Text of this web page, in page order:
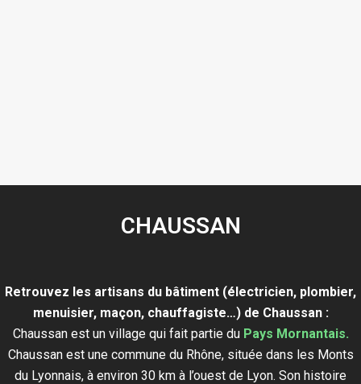
CHAUSSAN
Retrouvez les artisans du bâtiment (électricien, plombier,
menuisier, maçon, chauffagiste…) de Chaussan :
Chaussan est un village qui fait partie du Pays Mornantais.
Chaussan est une commune du Rhône, située dans les Monts
du Lyonnais, à environ 30 km à l’ouest de Lyon. Son histoire